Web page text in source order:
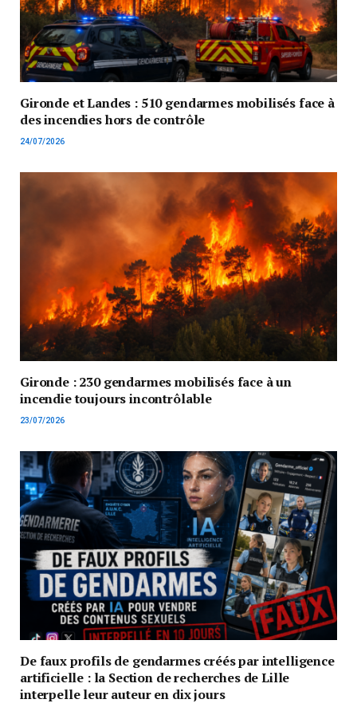
Gironde et Landes : 510 gendarmes mobilisés face à
des incendies hors de contrôle
24/07/2026
Gironde : 230 gendarmes mobilisés face à un
incendie toujours incontrôlable
23/07/2026
De faux profils de gendarmes créés par intelligence
artificielle : la Section de recherches de Lille
interpelle leur auteur en dix jours